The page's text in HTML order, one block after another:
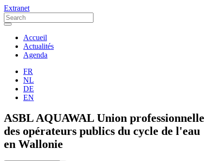
Extranet
Accueil
Actualités
Agenda
FR
NL
DE
EN
ASBL AQUAWAL Union professionnelle
des opérateurs publics du cycle de l'eau
en Wallonie